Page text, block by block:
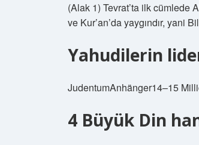
(Alak 1) Tevrat’ta ilk cümlede
ve Kur’an’da yaygındır, yani
Yahudilerin
JudentumAnhänger14–15
4 Büyük Din